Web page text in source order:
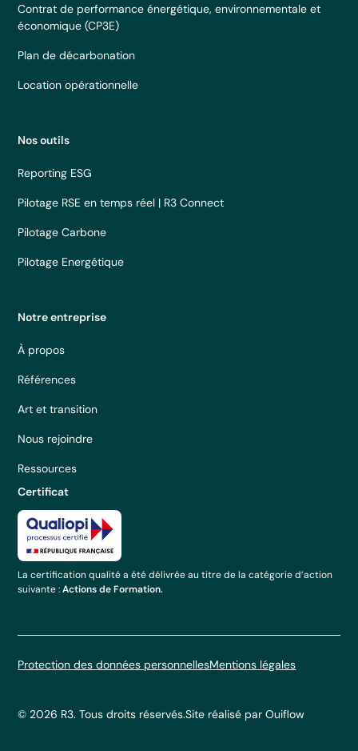
Contrat de performance énergétique, environnementale et
économique (CP3E)
Plan de décarbonation
Location opérationnelle
Nos outils
Reporting ESG
Pilotage RSE en temps réel | R3 Connect
Pilotage Carbone
Pilotage Energétique
Notre entreprise
À propos
Références
Art et transition
Nous rejoindre
Ressources
Certificat
La certification qualité a été délivrée au titre de la catégorie d’action
suivante :Actions de Formation.
Protection des données personnellesMentions légales
© 2026 R3. Tous droits réservés.Site réalisé par Ouiflow